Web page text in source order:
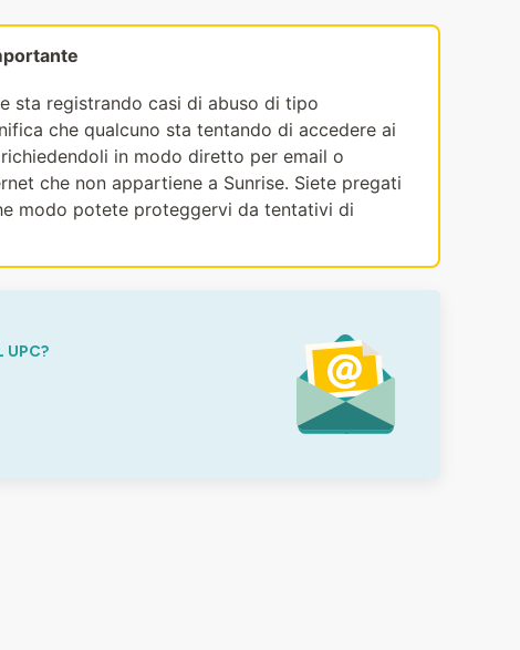
sta registrando casi di abuso di tipo
che qualcuno sta tentando di accedere ai
in modo diretto per email o
che non appartiene a Sunrise. Siete pregati
modo potete proteggervi da tentativi di
UPC?